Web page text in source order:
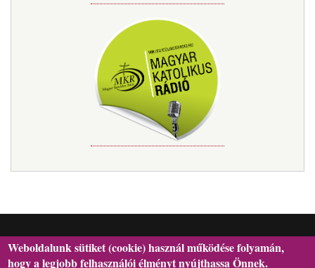
Weboldalunk sütiket (cookie) használ működése folyamán,
hogy a legjobb felhasználói élményt nyújthassa Önnek.